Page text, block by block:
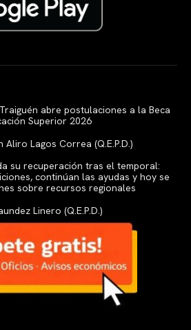
abre postulaciones a la Beca
Superior 2026
Lagos Correa (Q.E.P.D.)
su recuperación tras el temporal:
continúan las ayudas y hoy se
sobre recursos regionales
Linero (Q.E.P.D.)